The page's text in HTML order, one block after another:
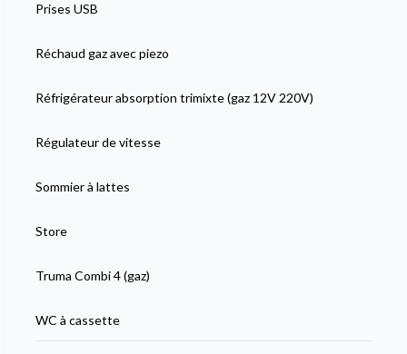
Prises USB
Réchaud gaz avec piezo
Réfrigérateur absorption trimixte (gaz 12V 220V)
Régulateur de vitesse
Sommier à lattes
Store
Truma Combi 4 (gaz)
WC à cassette